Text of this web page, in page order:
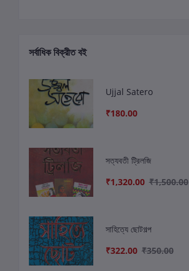
সর্বাধিক বিক্রীত বই
Ujjal Satero
₹180.00
সত্যবতী ট্রিলজি
₹1,320.00 ₹1,500.00
সাহিত্যে ছোটগল্প
₹322.00 ₹350.00